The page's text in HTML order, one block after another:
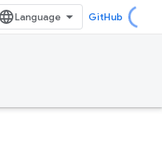
GitHub